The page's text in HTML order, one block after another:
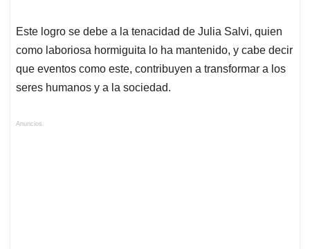
Este logro se debe a la tenacidad de Julia Salvi, quien
como laboriosa hormiguita lo ha mantenido, y cabe decir
que eventos como este, contribuyen a transformar a los
seres humanos y a la sociedad.
Anuncios.